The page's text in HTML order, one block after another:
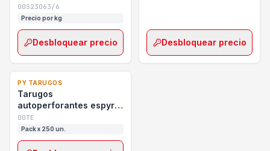
00S23063/6
Precio por kg
Desbloquear precio Desbloquear precio
PY TARUGOS
Tarugos
autoperforantes espyral
py bolsa x250 unidades
00TE
Pack x 250 un.